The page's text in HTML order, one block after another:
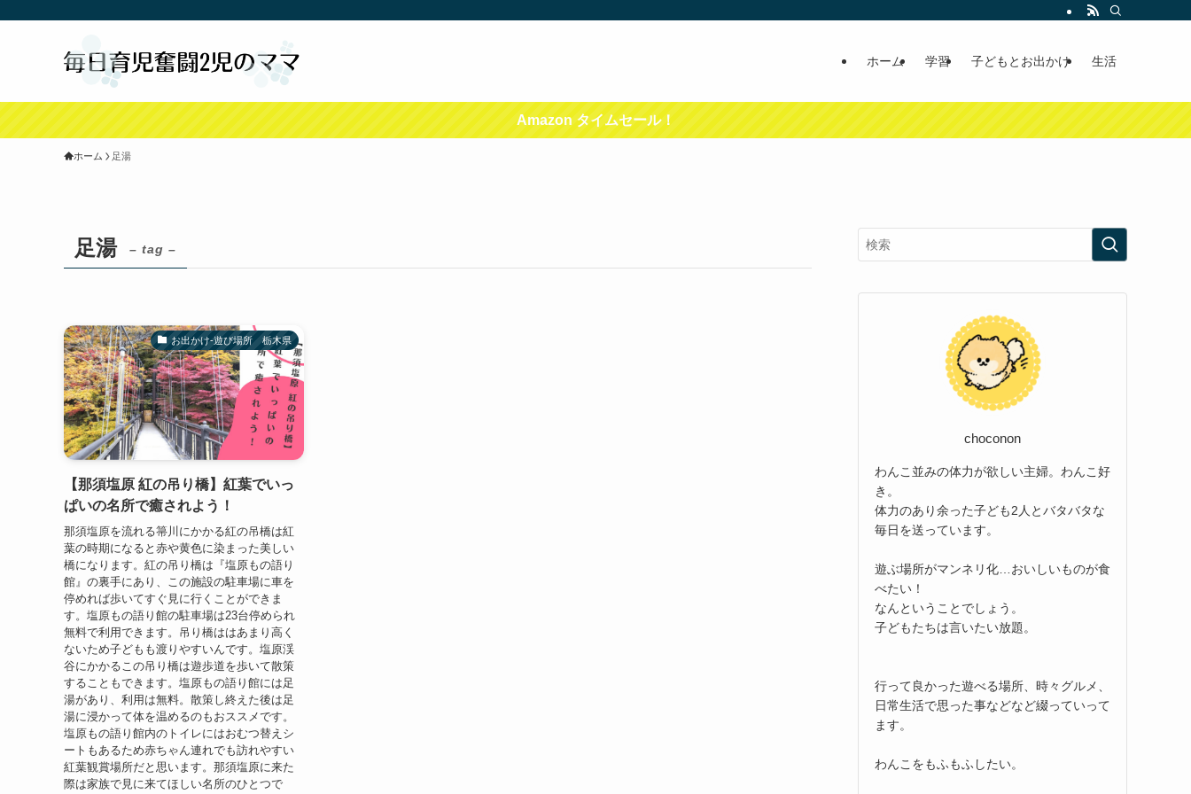
ホーム 学習 子どもとお出かけ 生活
Amazon タイムセール！
ホーム 足湯
足湯 – tag –
お出かけ-遊び場所 栃木県
【那須塩原 紅の吊り橋】紅葉でいっ
ぱいの名所で癒されよう！
那須塩原を流れる箒川にかかる紅の吊橋は紅
葉の時期になると赤や黄色に染まった美しい
橋になります。紅の吊り橋は『塩原もの語り
館』の裏手にあり、この施設の駐車場に車を
停めれば歩いてすぐ見に行くことができま
す。塩原もの語り館の駐車場は23台停められ
無料で利用できます。吊り橋ははあまり高く
ないため子どもも渡りやすいんです。塩原渓
谷にかかるこの吊り橋は遊歩道を歩いて散策
することもできます。塩原もの語り館には足
湯があり、利用は無料。散策し終えた後は足
湯に浸かって体を温めるのもおススメです。
塩原もの語り館内のトイレにはおむつ替えシ
ートもあるため赤ちゃん連れでも訪れやすい
紅葉観賞場所だと思います。那須塩原に来た
際は家族で見に来てほしい名所のひとつで
choconon
わんこ並みの体力が欲しい主婦。わんこ好
き。
体力のあり余った子ども2人とバタバタな
毎日を送っています。
遊ぶ場所がマンネリ化…おいしいものが食
べたい！
なんということでしょう。
子どもたちは言いたい放題。
行って良かった遊べる場所、時々グルメ、
日常生活で思った事などなど綴っていって
ます。
わんこをもふもふしたい。